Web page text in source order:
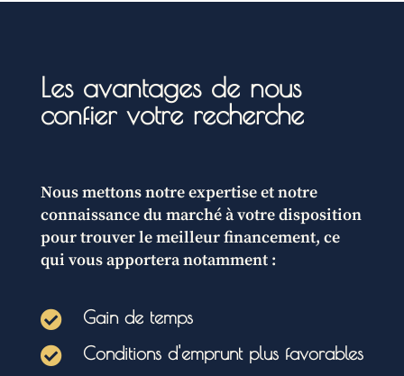
Les avantages de nous
confier votre recherche
Nous mettons notre expertise et notre
connaissance du marché à votre disposition
pour trouver le meilleur financement, ce
qui vous apportera notamment :
 Gain de temps
 Conditions d'emprunt plus favorables